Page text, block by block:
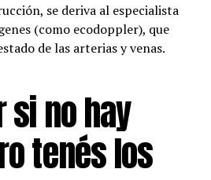
se deriva al especialista
(como ecodoppler), que
de las arterias y venas.
si no hay
tenés los